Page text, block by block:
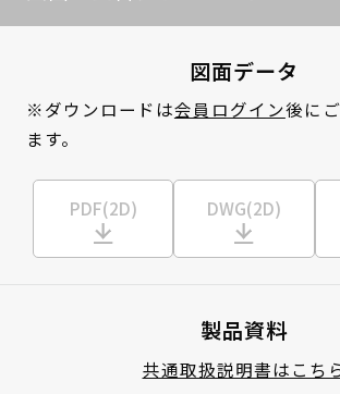
図面データ
※ダウンロードは会員ログイン後に
ます。
PDF(2D) DWG(2D)
製品資料
共通取扱説明書はこち